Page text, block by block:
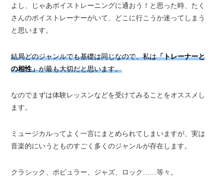
よし、じゃあボイストレーニングに通おう！と思った時、たく
さんのボイストレーナーがいて、どこに行こうか迷ってしまう
と思います。
結局どのジャンルでも基礎は同じなので、私は「トレーナーと
の相性」が最も大切だと思います。
なのでまずは体験レッスンなどを受けてみることをオススメし
ます。
ミュージカルってよく一言にまとめられてしまいますが、実は
音楽的にいうとものすごく多くのジャンルが存在します。
クラシック、ポピュラー、ジャズ、ロック……等々。